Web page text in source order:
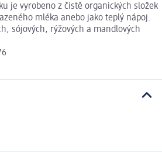
je vyrobeno z čistě organických složek
mléka anebo jako teplý nápoj.
sójových, rýžových a mandlových